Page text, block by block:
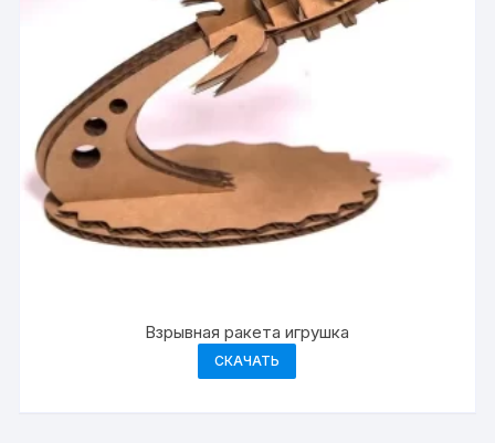
Взрывная ракета игрушка
СКАЧАТЬ